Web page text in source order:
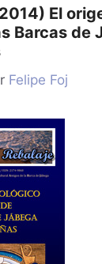
El
Barcas de
Felipe Foj